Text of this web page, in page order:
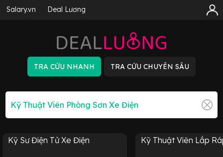
Salary.vn Deal Lương
Kỹ Sư Điện Tử Xe Điện Kỹ Thuật Viên Lắp